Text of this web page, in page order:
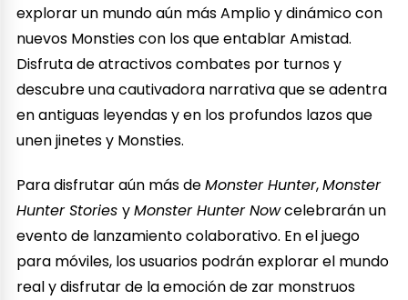
explorar un mundo aún más Amplio y dinámico con
nuevos Monsties con los que entablar Amistad.
Disfruta de atractivos combates por turnos y
descubre una cautivadora narrativa que se adentra
en antiguas leyendas y en los profundos lazos que
unen jinetes y Monsties.
Para disfrutar aún más deMonster Hunter,Monster
Hunter StoriesyMonster Hunter Nowcelebrarán un
evento de lanzamiento colaborativo. En el juego
para móviles, los usuarios podrán explorar el mundo
real y disfrutar de la emoción de zar monstruos